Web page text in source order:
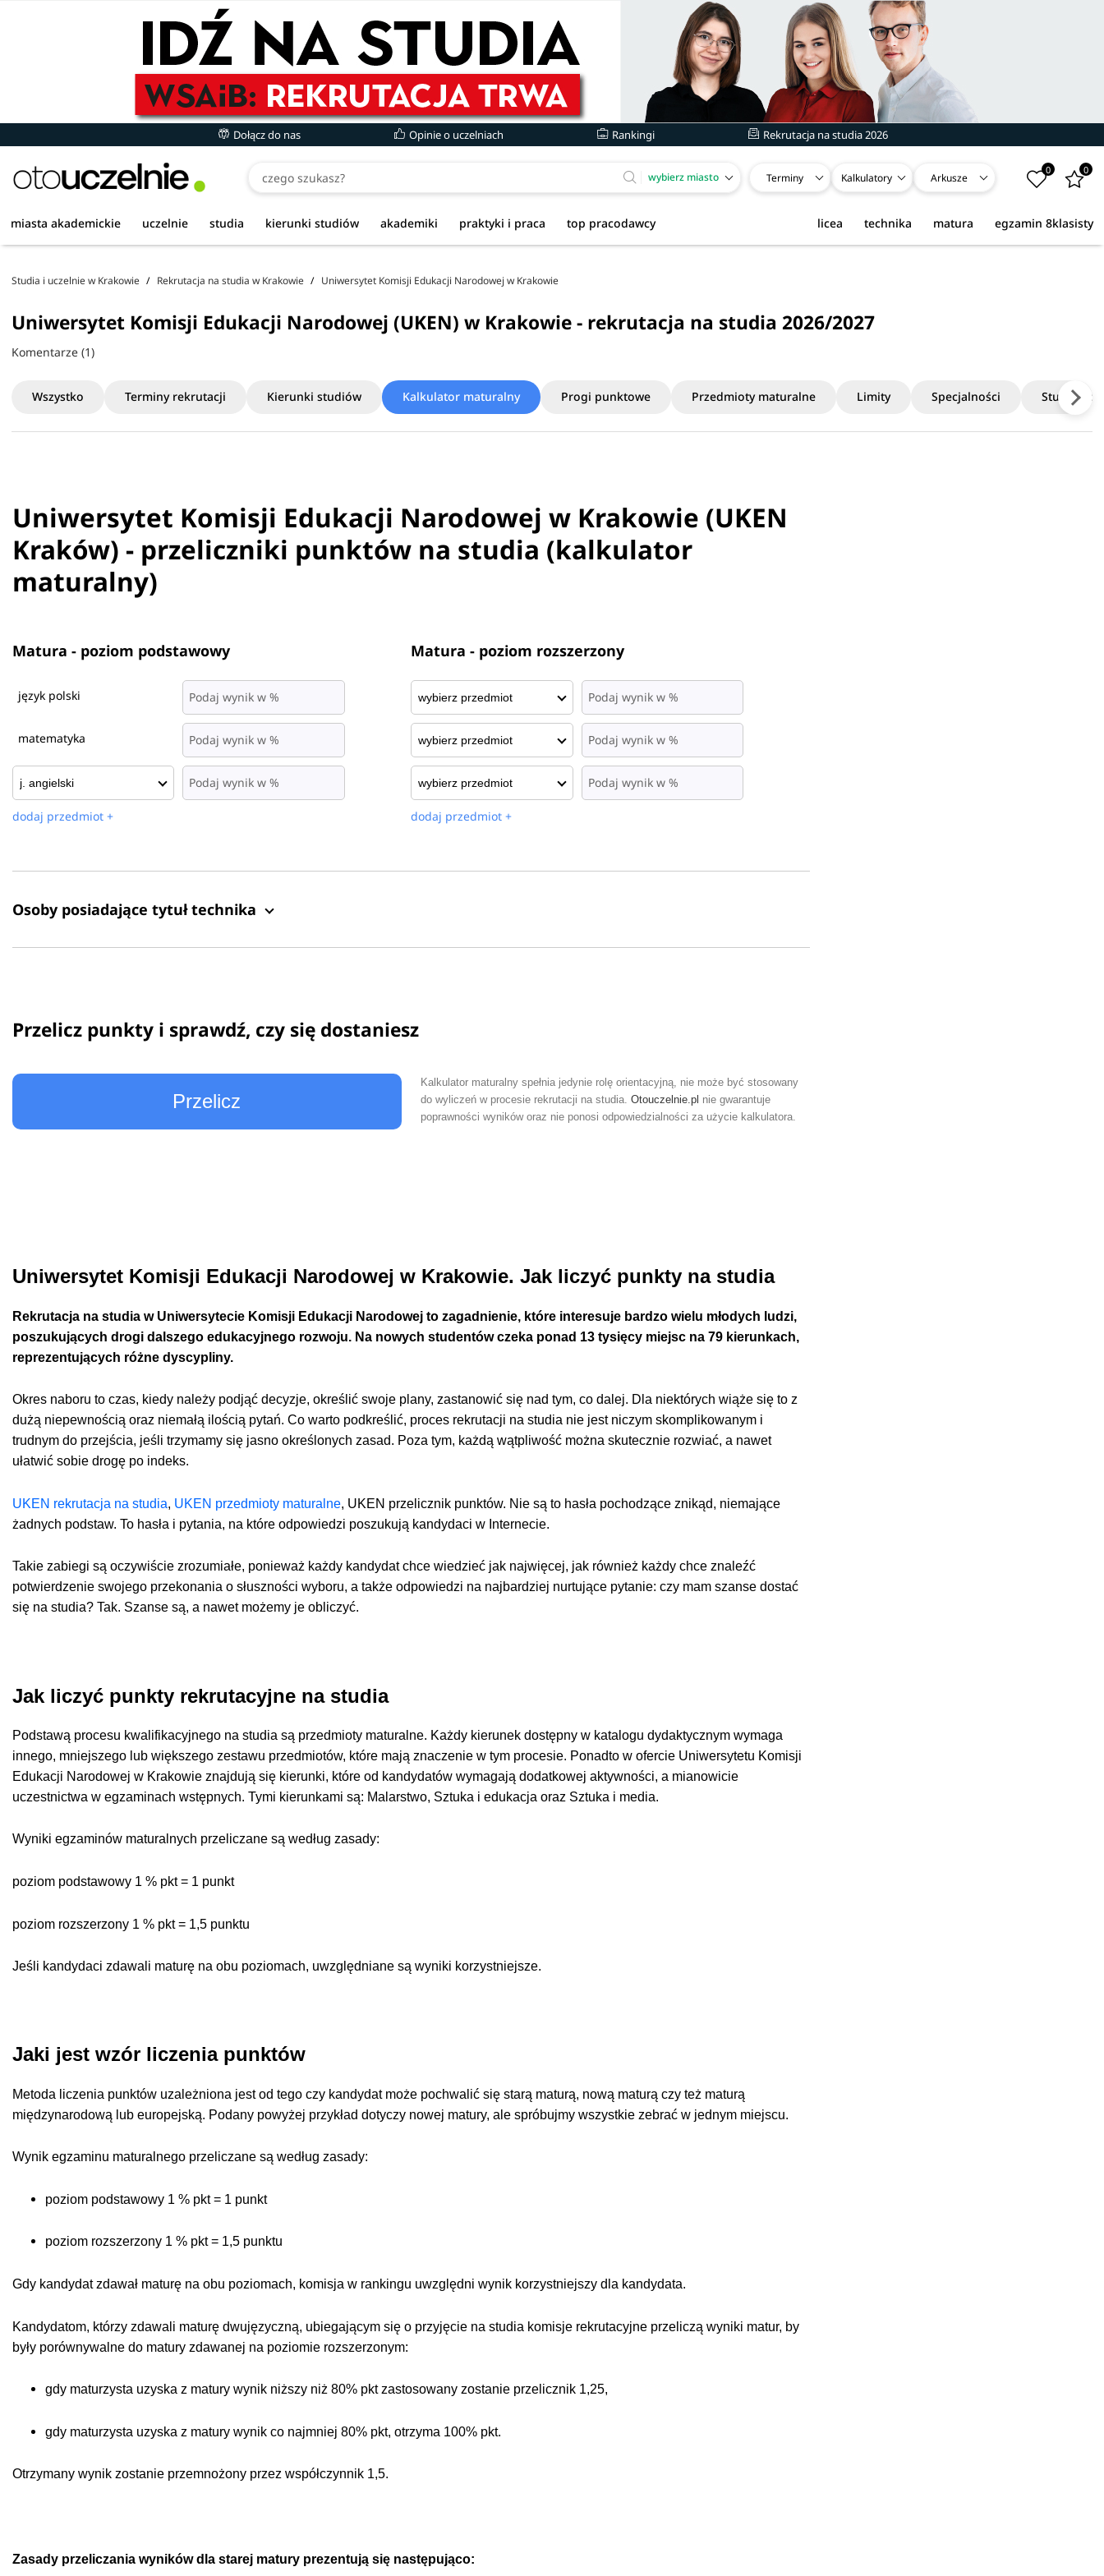
Dołącz do nas Opinie o uczelniach Rankingi Rekrutacja na studia 2026
wybierz miasto Terminy Kalkulatory Arkusze
0 0
miasta akademickie uczelnie studia kierunki studiów akademiki praktyki i praca top pracodawcy egzamin 8klasisty
matura
technika
licea
Studia i uczelnie w Krakowie Rekrutacja na studia w Krakowie Uniwersytet Komisji Edukacji Narodowej w Krakowie
Uniwersytet Komisji Edukacji Narodowej (UKEN) w Krakowie - rekrutacja na studia 2026/2027
Czego szukasz
Komentarze (1)
Wszystko Terminy rekrutacji Kierunki studiów Kalkulator maturalny Progi punktowe Przedmioty maturalne Limity Specjalności Studia
Uniwersytet Komisji Edukacji Narodowej w Krakowie (UKEN
Kraków) - przeliczniki punktów na studia (kalkulator
maturalny)
Matura - poziom podstawowy
język polski
matematyka
dodaj przedmiot +
Matura - poziom rozszerzony
dodaj przedmiot +
Osoby posiadające tytuł technika
Przelicz punkty i sprawdź, czy się dostaniesz
Przelicz
Kalkulator maturalny spełnia jedynie rolę orientacyjną, nie może być stosowany
do wyliczeń w procesie rekrutacji na studia.Otouczelnie.pl nie gwarantuje
poprawności wyników oraz nie ponosi odpowiedzialności za użycie kalkulatora.
Uniwersytet Komisji Edukacji Narodowej w Krakowie. Jak liczyć punkty na studia
Rekrutacja na studia w Uniwersytecie Komisji Edukacji Narodowej to zagadnienie, które interesuje bardzo wielu młodych ludzi,
poszukujących drogi dalszego edukacyjnego rozwoju. Na nowych studentów czeka ponad 13 tysięcy miejsc na 79 kierunkach,
reprezentujących różne dyscypliny.
Okres naboru to czas, kiedy należy podjąć decyzje, określić swoje plany, zastanowić się nad tym, co dalej. Dla niektórych wiąże się to z
dużą niepewnością oraz niemałą ilością pytań. Co warto podkreślić, proces rekrutacji na studia nie jest niczym skomplikowanym i
trudnym do przejścia, jeśli trzymamy się jasno określonych zasad. Poza tym, każdą wątpliwość można skutecznie rozwiać, a nawet
ułatwić sobie drogę po indeks.
UKEN rekrutacja na studia, UKEN przedmioty maturalne, UKEN przelicznik punktów. Nie są to hasła pochodzące znikąd, niemające
żadnych podstaw. To hasła i pytania, na które odpowiedzi poszukują kandydaci w Internecie.
Takie zabiegi są oczywiście zrozumiałe, ponieważ każdy kandydat chce wiedzieć jak najwięcej, jak również każdy chce znaleźć
potwierdzenie swojego przekonania o słuszności wyboru, a także odpowiedzi na najbardziej nurtujące pytanie: czy mam szanse dostać
się na studia? Tak. Szanse są, a nawet możemy je obliczyć.
Jak liczyć punkty rekrutacyjne na studia
Podstawą procesu kwalifikacyjnego na studia są przedmioty maturalne. Każdy kierunek dostępny w katalogu dydaktycznym wymaga
innego, mniejszego lub większego zestawu przedmiotów, które mają znaczenie w tym procesie. Ponadto w ofercie Uniwersytetu Komisji
Edukacji Narodowej w Krakowie znajdują się kierunki, które od kandydatów wymagają dodatkowej aktywności, a mianowicie
uczestnictwa w egzaminach wstępnych. Tymi kierunkami są: Malarstwo, Sztuka i edukacja oraz Sztuka i media.
Wyniki egzaminów maturalnych przeliczane są według zasady:
poziom podstawowy 1 % pkt = 1 punkt
poziom rozszerzony 1 % pkt = 1,5 punktu
Jeśli kandydaci zdawali maturę na obu poziomach, uwzględniane są wyniki korzystniejsze.
Jaki jest wzór liczenia punktów
Metoda liczenia punktów uzależniona jest od tego czy kandydat może pochwalić się starą maturą, nową maturą czy też maturą
międzynarodową lub europejską. Podany powyżej przykład dotyczy nowej matury, ale spróbujmy wszystkie zebrać w jednym miejscu.
Wynik egzaminu maturalnego przeliczane są według zasady:
poziom podstawowy 1 % pkt = 1 punkt
poziom rozszerzony 1 % pkt = 1,5 punktu
Gdy kandydat zdawał maturę na obu poziomach, komisja w rankingu uwzględni wynik korzystniejszy dla kandydata.
Kandydatom, którzy zdawali maturę dwujęzyczną, ubiegającym się o przyjęcie na studia komisje rekrutacyjne przeliczą wyniki matur, by
były porównywalne do matury zdawanej na poziomie rozszerzonym:
gdy maturzysta uzyska z matury wynik niższy niż 80% pkt zastosowany zostanie przelicznik 1,25,
gdy maturzysta uzyska z matury wynik co najmniej 80% pkt, otrzyma 100% pkt.
Otrzymany wynik zostanie przemnożony przez współczynnik 1,5.
Zasady przeliczania wyników dla starej matury prezentują się następująco: